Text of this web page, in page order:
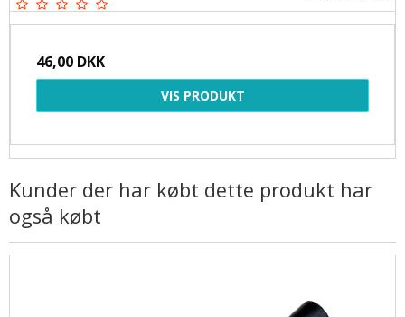
46,00 DKK
VIS PRODUKT
Kunder der har købt dette produkt har
også købt